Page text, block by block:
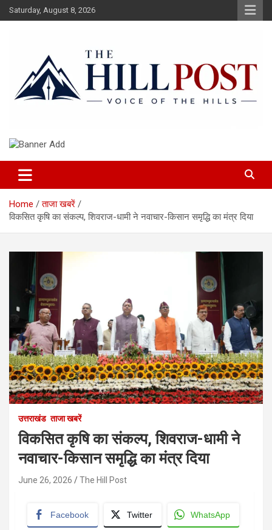
Skip
to
Saturday, August 8, 2026
The Hillpost
Home
ताजा खबरें
विकसित कृषि का संकल्प, शिवराज-धामी ने नवाचार-किसान समृद्धि का मंत्र दिया
उत्तराखंड ताजा खबरें
विकसित कृषि का संकल्प, शिवराज-धामी ने
नवाचार-किसान समृद्धि का मंत्र दिया
June 26, 2026 The Hill Post
Facebook Twitter WhatsApp